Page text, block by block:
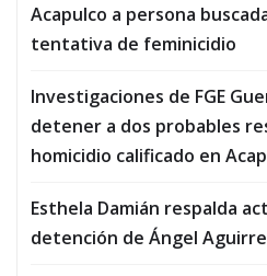
Acapulco a persona
tentativa de feminicidio
Investigaciones de FGE
detener a dos probables
homicidio calificado en
Esthela Damián respalda
detención de Ángel Aguirre